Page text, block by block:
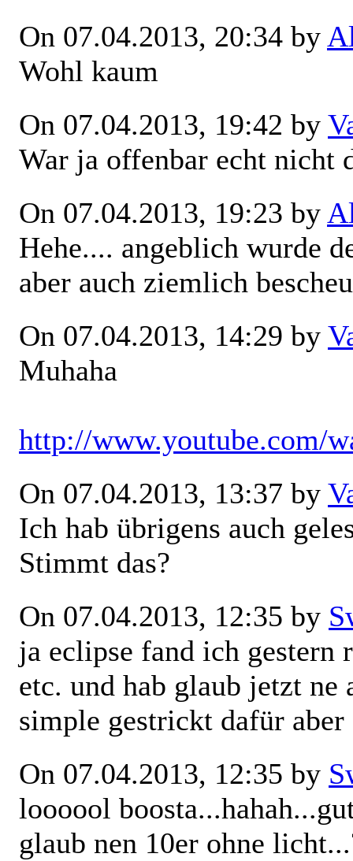
On 07.04.2013, 20:34 by
Wohl kaum
On 07.04.2013, 19:42 by
War ja offenbar echt nicht
On 07.04.2013, 19:23 by
Hehe.... angeblich wurde
aber auch ziemlich
On 07.04.2013, 14:29 by
Muhaha
http://www.youtube.com/
On 07.04.2013, 13:37 by
Ich hab übrigens auch
Stimmt das?
On 07.04.2013, 12:35 by
ja eclipse fand ich gestern
etc. und hab glaub jetzt
simple gestrickt dafür
On 07.04.2013, 12:35 by
loooool
glaub nen 10er ohne